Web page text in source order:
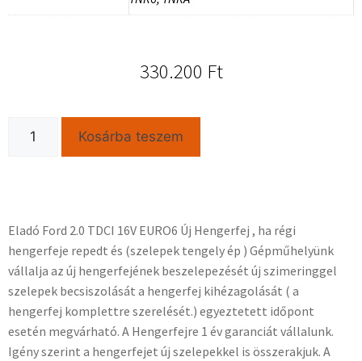
330.200 Ft
Kosárba teszem
Eladó Ford 2.0 TDCI 16V EURO6 Új Hengerfej , ha régi
hengerfeje repedt és (szelepek tengely ép ) Gépműhelyünk
vállalja az új hengerfejének beszelepezését új szimeringgel
szelepek becsiszolását a hengerfej kihézagolását ( a
hengerfej komplettre szerelését.) egyeztetett időpont
esetén megvárható. A Hengerfejre 1 év garanciát vállalunk.
Igény szerint a hengerfejet új szelepekkel is összerakjuk. A